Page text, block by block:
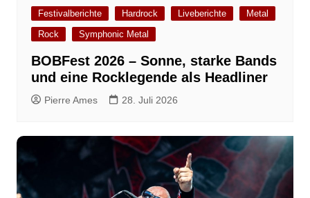
Festivalberichte Hardrock Liveberichte
Metal
Rock
Symphonic Metal
BOBFest 2026 – Sonne, starke Bands
und eine Rocklegende als Headliner
Pierre Ames 28. Juli 2026